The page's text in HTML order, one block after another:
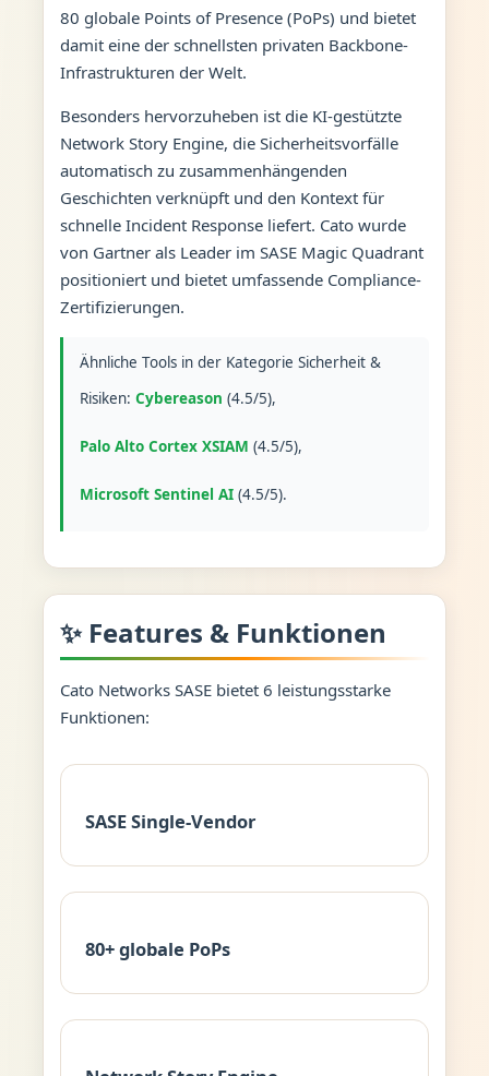
80 globale Points of Presence (PoPs) und bietet
damit eine der schnellsten privaten Backbone-
Infrastrukturen der Welt.
Besonders hervorzuheben ist die KI-gestützte
Network Story Engine, die Sicherheitsvorfälle
automatisch zu zusammenhängenden
Geschichten verknüpft und den Kontext für
schnelle Incident Response liefert. Cato wurde
von Gartner als Leader im SASE Magic Quadrant
positioniert und bietet umfassende Compliance-
Zertifizierungen.
Ähnliche Tools in der Kategorie Sicherheit &
Risiken: Cybereason (4.5/5),
Palo Alto Cortex XSIAM (4.5/5),
Microsoft Sentinel AI(4.5/5).
✨ Features & Funktionen
Cato Networks SASE bietet 6 leistungsstarke
Funktionen:
SASE Single-Vendor
80+ globale PoPs